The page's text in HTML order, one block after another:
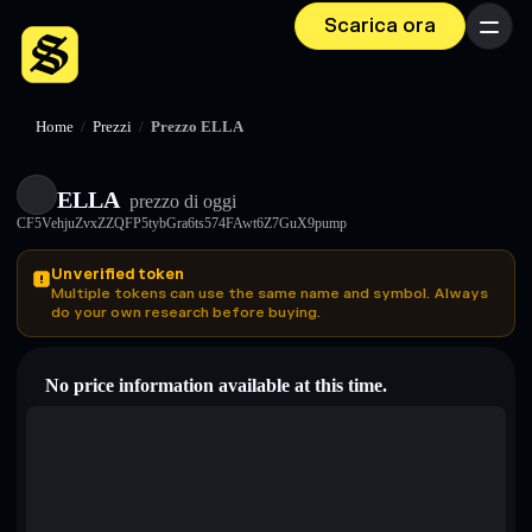
Scarica ora Menu
Home / Prezzi / Prezzo ELLA
ELLA prezzo di oggi
CF5VehjuZvxZZQFP5tybGra6ts574FAwt6Z7GuX9pump
Unverified token
Multiple tokens can use the same name and symbol. Always
do your own research before buying.
No price information available at this time.